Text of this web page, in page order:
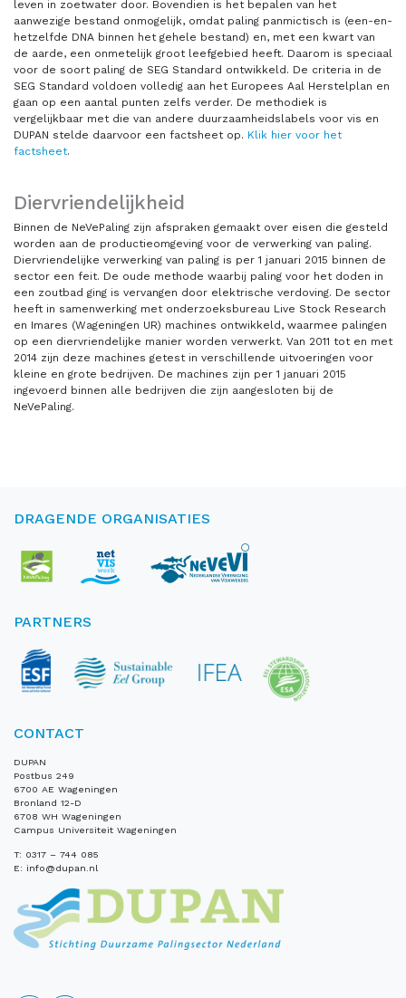
leven in zoetwater door. Bovendien is het bepalen van het
aanwezige bestand onmogelijk, omdat paling panmictisch is (een-en-
hetzelfde DNA binnen het gehele bestand) en, met een kwart van
de aarde, een onmetelijk groot leefgebied heeft. Daarom is speciaal
voor de soort paling de SEG Standard ontwikkeld. De criteria in de
SEG Standard voldoen volledig aan het Europees Aal Herstelplan en
gaan op een aantal punten zelfs verder. De methodiek is
vergelijkbaar met die van andere duurzaamheidslabels voor vis en
DUPAN stelde daarvoor een factsheet op. Klik hier voor het
factsheet.
Diervriendelijkheid
Binnen de NeVePaling zijn afspraken gemaakt over eisen die gesteld
worden aan de productieomgeving voor de verwerking van paling.
Diervriendelijke verwerking van paling is per 1 januari 2015 binnen de
sector een feit. De oude methode waarbij paling voor het doden in
een zoutbad ging is vervangen door elektrische verdoving. De sector
heeft in samenwerking met onderzoeksbureau Live Stock Research
en Imares (Wageningen UR) machines ontwikkeld, waarmee palingen
op een diervriendelijke manier worden verwerkt. Van 2011 tot en met
2014 zijn deze machines getest in verschillende uitvoeringen voor
kleine en grote bedrijven. De machines zijn per 1 januari 2015
ingevoerd binnen alle bedrijven die zijn aangesloten bij de
NeVePaling.
DRAGENDE ORGANISATIES
PARTNERS
CONTACT
DUPAN
Postbus 249
6700 AE Wageningen
Bronland 12-D
6708 WH Wageningen
Campus Universiteit Wageningen
T: 0317 – 744 085
E: info@dupan.nl